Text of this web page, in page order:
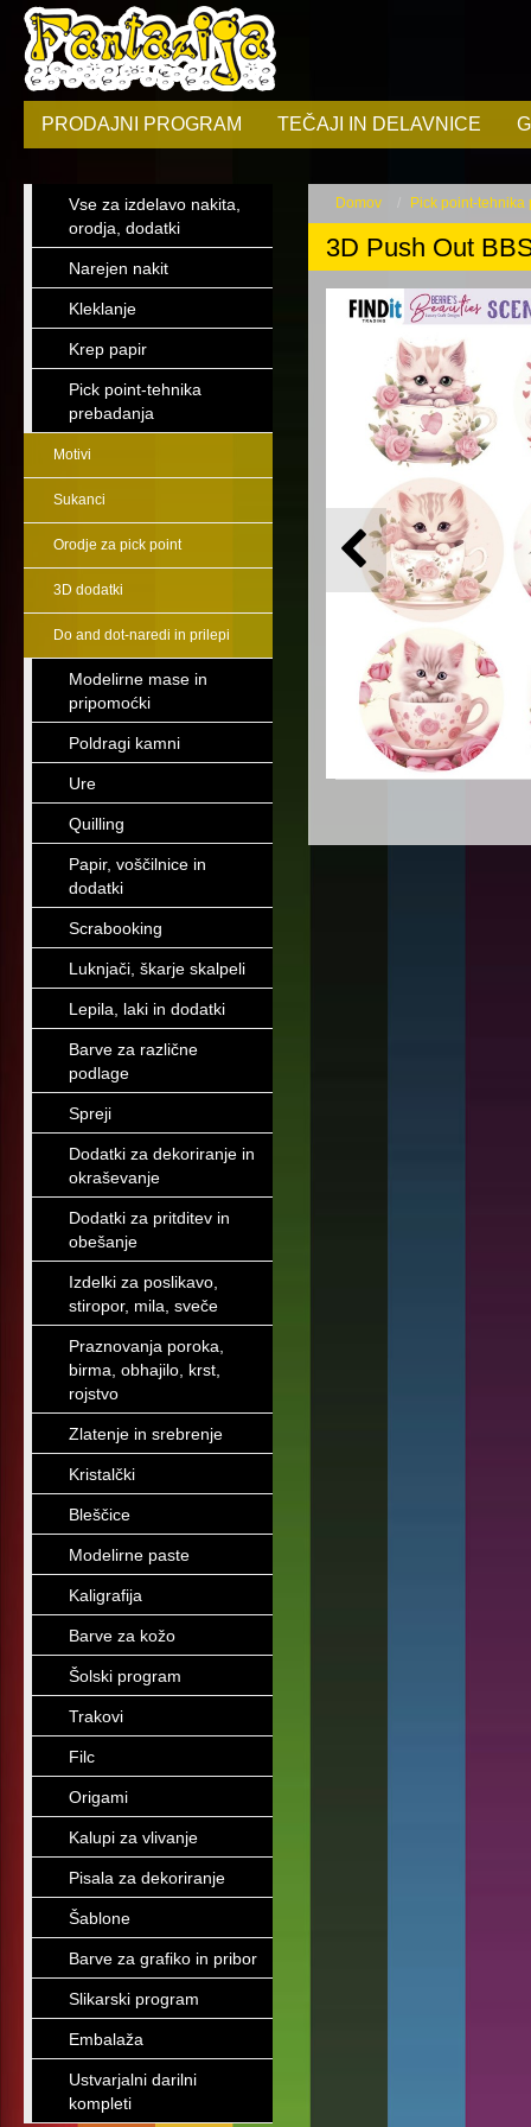
PRODAJNI PROGRAM TEČAJI IN DELAVNICE
Vse za izdelavo nakita,
orodja, dodatki
Narejen nakit
Kleklanje
Krep papir
Pick point-tehnika
prebadanja
Motivi
Sukanci
Orodje za pick point
3D dodatki
Do and dot-naredi in prilepi
Modelirne mase in
pripomoćki
Poldragi kamni
Ure
Quilling
Papir, voščilnice in
dodatki
Scrabooking
Luknjači, škarje skalpeli
Lepila, laki in dodatki
Barve za različne
podlage
Spreji
Dodatki za dekoriranje in
okraševanje
Dodatki za pritditev in
obešanje
Izdelki za poslikavo,
stiropor, mila, sveče
Praznovanja poroka,
birma, obhajilo, krst,
rojstvo
Zlatenje in srebrenje
Kristalčki
Bleščice
Modelirne paste
Kaligrafija
Barve za kožo
Šolski program
Trakovi
Filc
Origami
Kalupi za vlivanje
Pisala za dekoriranje
Šablone
Barve za grafiko in pribor
Slikarski program
Embalaža
Ustvarjalni darilni
kompleti
Domov Pick point-tehnika
3D Push Out